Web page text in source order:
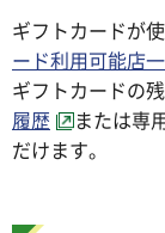
ギフトカードが
ード利用可能店
ギフトカードの
履歴
または専
だけます。